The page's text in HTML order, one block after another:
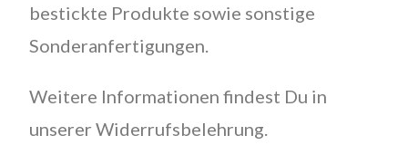
bestickte Produkte sowie sonstige
Sonderanfertigungen.
Weitere Informationen findest Du in
unserer Widerrufsbelehrung.